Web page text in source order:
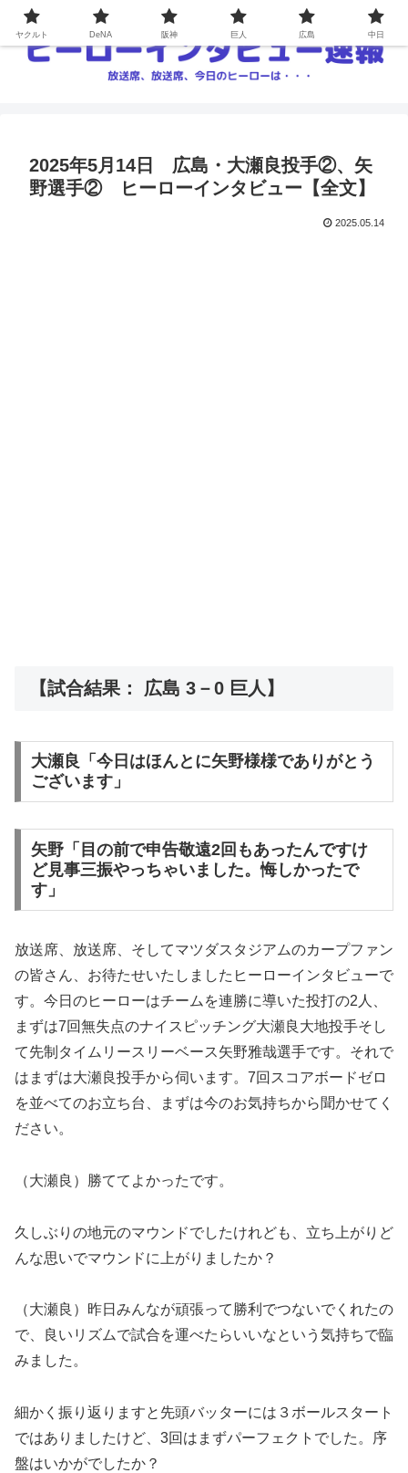
2025年5月14日 広島・大瀬良投手②、矢
野選手② ヒーローインタビュー【全文】
2025.05.14
【試合結果： 広島 3－0 巨人】
大瀬良「今日はほんとに矢野様様でありがとう
ございます」
矢野「目の前で申告敬遠2回もあったんですけ
ど見事三振やっちゃいました。悔しかったで
す」
放送席、放送席、そしてマツダスタジアムのカープファン
の皆さん、お待たせいたしましたヒーローインタビューで
す。今日のヒーローはチームを連勝に導いた投打の2人、
まずは7回無失点のナイスピッチング大瀬良大地投手そし
て先制タイムリースリーベース矢野雅哉選手です。それで
はまずは大瀬良投手から伺います。7回スコアボードゼロ
を並べてのお立ち台、まずは今のお気持ちから聞かせてく
ださい。
（大瀬良）勝ててよかったです。
久しぶりの地元のマウンドでしたけれども、立ち上がりど
んな思いでマウンドに上がりましたか？
（大瀬良）昨日みんなが頑張って勝利でつないでくれたの
で、良いリズムで試合を運べたらいいなという気持ちで臨
みました。
細かく振り返りますと先頭バッターには３ボールスタート
ではありましたけど、3回はまずパーフェクトでした。序
盤はいかがでしたか？
ヤクルト DeNA 阪神 巨人 広島 中日